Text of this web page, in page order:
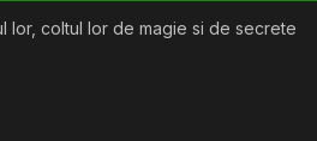
lor, coltul lor de magie si de secrete